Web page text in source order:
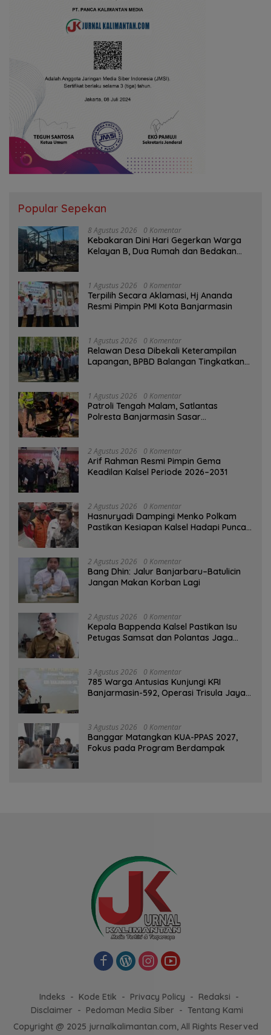
Popular Sepekan
8 Agustus 2026 0 Komentar
Kebakaran Dini Hari Gegerkan Warga
Kelayan B, Dua Rumah dan Bedakan
1 Agustus 2026 0 Komentar
‎Terpilih Secara Aklamasi, Hj Ananda
Resmi Pimpin PMI Kota Banjarmasin
1 Agustus 2026 0 Komentar
Relawan Desa Dibekali Keterampilan
Lapangan, BPBD Balangan Tingkatkan
1 Agustus 2026 0 Komentar
Patroli Tengah Malam, Satlantas
Polresta Banjarmasin Sasar
2 Agustus 2026 0 Komentar
Arif Rahman Resmi Pimpin Gema
Keadilan Kalsel Periode 2026–2031
2 Agustus 2026 0 Komentar
Hasnuryadi Dampingi Menko Polkam
Pastikan Kesiapan Kalsel Hadapi Puncak
2 Agustus 2026 0 Komentar
Bang Dhin: Jalur Banjarbaru–Batulicin
Jangan Makan Korban Lagi
2 Agustus 2026 0 Komentar
Kepala Bappenda Kalsel Pastikan Isu
Petugas Samsat dan Polantas Jaga
3 Agustus 2026 0 Komentar
785 Warga Antusias Kunjungi KRI
Banjarmasin-592, Operasi Trisula Jaya
3 Agustus 2026 0 Komentar
‎Banggar Matangkan KUA-PPAS 2027,
Fokus pada Program Berdampak
Indeks Kode Etik Privacy Policy
Redaksi
Disclaimer
Pedoman Media Siber
Tentang Kami
Copyright @ 2025 jurnalkalimantan.com, All Rights Reserved